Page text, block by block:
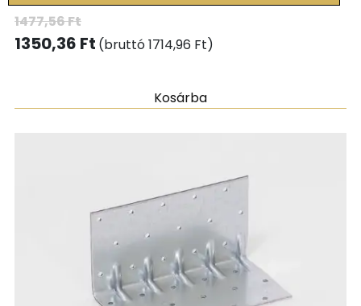
1477,56Ft
1350,36 Ft (bruttó1714,96 Ft)
Kosárba